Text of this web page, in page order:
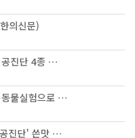
의신문)
공진단 4종 …
물실험으로 …
진단' 쓴맛 …